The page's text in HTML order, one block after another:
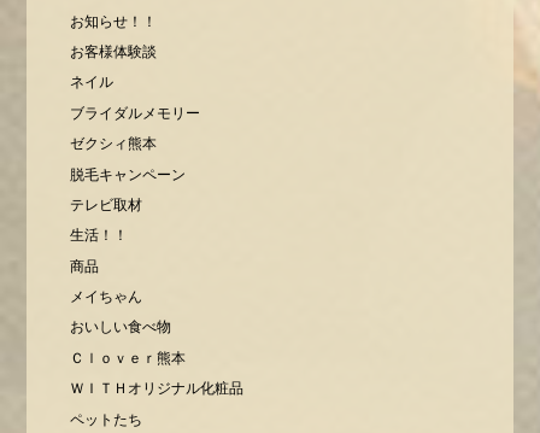
お知らせ！！
お客様体験談
ネイル
ブライダルメモリー
ゼクシィ熊本
脱毛キャンペーン
テレビ取材
生活！！
商品
メイちゃん
おいしい食べ物
Ｃｌｏｖｅｒ熊本
ＷＩＴＨオリジナル化粧品
ペットたち